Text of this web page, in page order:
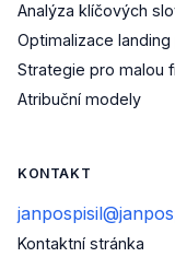
Analýza klíčových
Optimalizace landing
Strategie pro malou
Atribuční modely
KONTAKT
Kontaktní stránka